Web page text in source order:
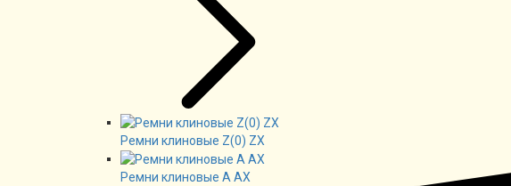
Ремни клиновые Z(0) ZX
Ремни клиновые А AX